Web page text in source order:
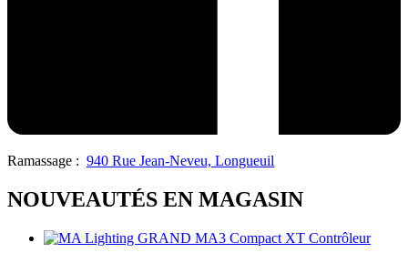
Ramassage : 940 Rue Jean-Neveu, Longueuil
NOUVEAUTÉS EN MAGASIN